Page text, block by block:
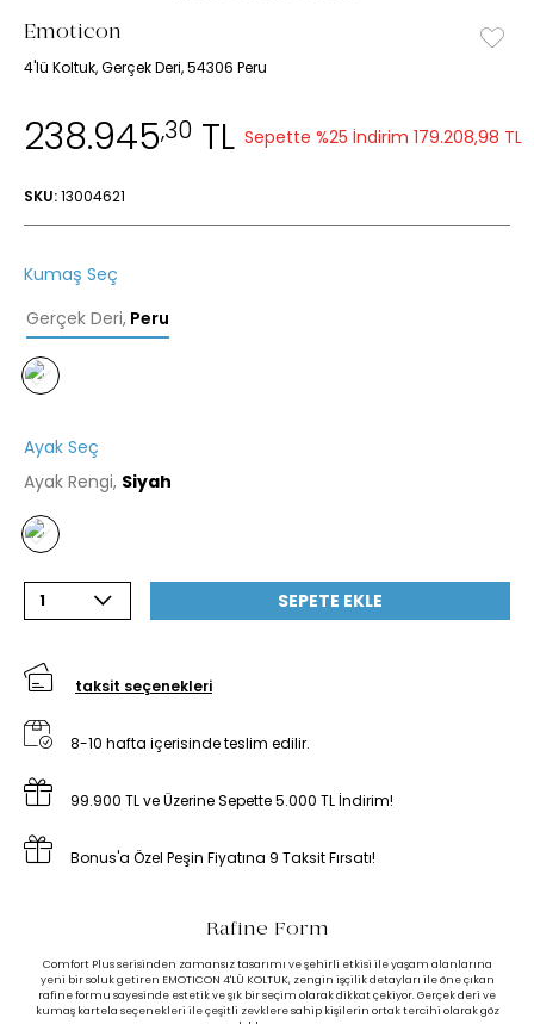
Emoticon
4'lü Koltuk, Gerçek Deri, 54306 Peru
238.945,30 TL Sepette %25 İndirim 179.208,98 TL
SKU:13004621
Kumaş Seç
Gerçek Deri, Peru
Ayak Seç
Ayak Rengi, Siyah
1 SEPETE EKLE
taksit seçenekleri
8-10 hafta içerisinde teslim edilir.
99.900 TL ve Üzerine Sepette 5.000 TL İndirim!
Bonus'a Özel Peşin Fiyatına 9 Taksit Fırsatı!
Rafine Form
Comfort Plus serisinden zamansız tasarımı ve şehirli etkisi ile yaşam alanlarına
yeni bir soluk getiren EMOTICON 4'LÜ KOLTUK, zengin işçilik detayları ile öne çıkan
rafine formu sayesinde estetik ve şık bir seçim olarak dikkat çekiyor. Gerçek deri ve
kumaş kartela seçenekleri ile çeşitli zevklere sahip kişilerin ortak tercihi olarak göz